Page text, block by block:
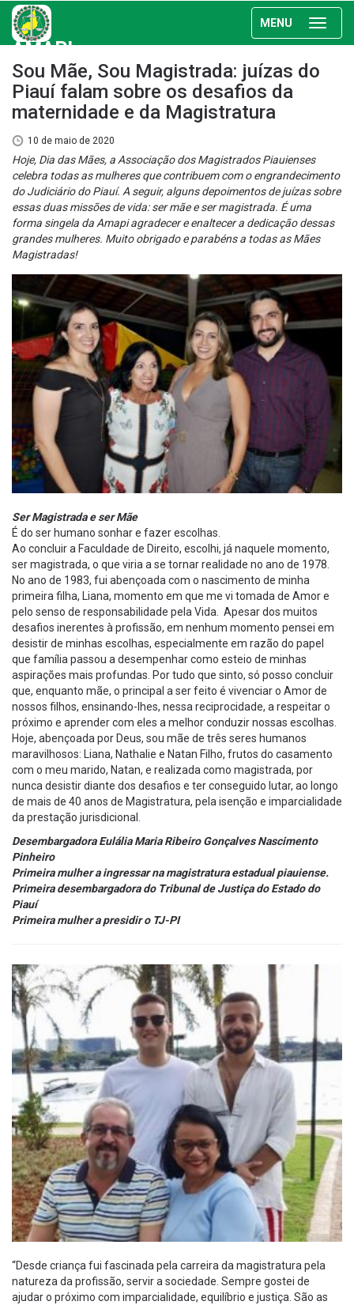
MENU
AMAPI
Sou Mãe, Sou Magistrada: juízas do
Piauí falam sobre os desafios da
maternidade e da Magistratura
10 de maio de 2020
Hoje, Dia das Mães, a Associação dos Magistrados Piauienses
celebra todas as mulheres que contribuem com o engrandecimento
do Judiciário do Piauí. A seguir, alguns depoimentos de juízas sobre
essas duas missões de vida: ser mãe e ser magistrada. É uma
forma singela da Amapi agradecer e enaltecer a dedicação dessas
grandes mulheres. Muito obrigado e parabéns a todas as Mães
Magistradas!
Ser Magistrada e ser Mãe
É do ser humano sonhar e fazer escolhas.
Ao concluir a Faculdade de Direito, escolhi, já naquele momento,
ser magistrada, o que viria a se tornar realidade no ano de 1978.
No ano de 1983, fui abençoada com o nascimento de minha
primeira filha, Liana, momento em que me vi tomada de Amor e
pelo senso de responsabilidade pela Vida. Apesar dos muitos
desafios inerentes à profissão, em nenhum momento pensei em
desistir de minhas escolhas, especialmente em razão do papel
que família passou a desempenhar como esteio de minhas
aspirações mais profundas. Por tudo que sinto, só posso concluir
que, enquanto mãe, o principal a ser feito é vivenciar o Amor de
nossos filhos, ensinando-lhes, nessa reciprocidade, a respeitar o
próximo e aprender com eles a melhor conduzir nossas escolhas.
Hoje, abençoada por Deus, sou mãe de três seres humanos
maravilhosos: Liana, Nathalie e Natan Filho, frutos do casamento
com o meu marido, Natan, e realizada como magistrada, por
nunca desistir diante dos desafios e ter conseguido lutar, ao longo
de mais de 40 anos de Magistratura, pela isenção e imparcialidade
da prestação jurisdicional.
Desembargadora Eulália Maria Ribeiro Gonçalves Nascimento
Pinheiro
Primeira mulher a ingressar na magistratura estadual piauiense.
Primeira desembargadora do Tribunal de Justiça do Estado do
Piauí
Primeira mulher a presidir o TJ-PI
“Desde criança fui fascinada pela carreira da magistratura pela
natureza da profissão, servir a sociedade. Sempre gostei de
ajudar o próximo com imparcialidade, equilíbrio e justiça. São as